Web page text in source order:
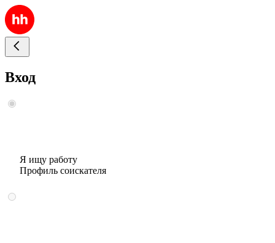
Вход
Я ищу работу
Профиль соискателя